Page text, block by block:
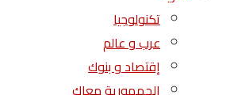
تكنولوجيا
عرب و عالم
إقتصاد و بنوك
الجمهورية معاك